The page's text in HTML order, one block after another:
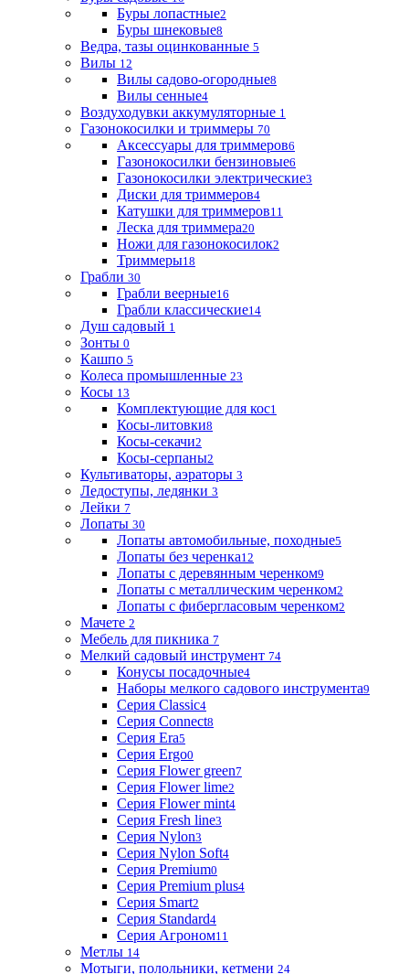
Буры лопастные2
Буры шнековые8
Ведра, тазы оцинкованные 5
Вилы 12
Вилы садово-огородные8
Вилы сенные4
Воздуходувки аккумуляторные 1
Газонокосилки и триммеры 70
Аксессуары для триммеров6
Газонокосилки бензиновые6
Газонокосилки электрические3
Диски для триммеров4
Катушки для триммеров11
Леска для триммера20
Ножи для газонокосилок2
Триммеры18
Грабли 30
Грабли веерные16
Грабли классические14
Душ садовый 1
Зонты 0
Кашпо 5
Колеса промышленные 23
Косы 13
Комплектующие для кос1
Косы-литовки8
Косы-секачи2
Косы-серпаны2
Культиваторы, аэраторы 3
Ледоступы, ледянки 3
Лейки 7
Лопаты 30
Лопаты автомобильные, походные5
Лопаты без черенка12
Лопаты с деревянным черенком9
Лопаты с металлическим черенком2
Лопаты с фибергласовым черенком2
Мачете 2
Мебель для пикника 7
Мелкий садовый инструмент 74
Конусы посадочные4
Наборы мелкого садового инструмента9
Серия Classic4
Серия Connect8
Серия Era5
Серия Ergo0
Серия Flower green7
Серия Flower lime2
Серия Flower mint4
Серия Fresh line3
Серия Nylon3
Серия Nylon Soft4
Серия Premium0
Серия Premium plus4
Серия Smart2
Серия Standard4
Серия Агроном11
Метлы 14
Мотыги, полольники, кетмени 24